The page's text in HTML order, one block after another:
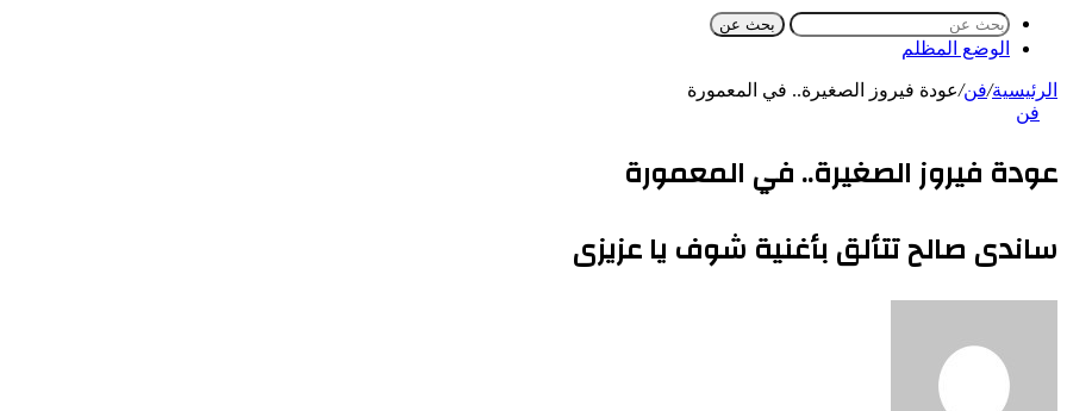
بحث عن
الوضع المظلم
الرئيسية/فن/عودة فيروز الصغيرة.. في المعمورة
فن
عودة فيروز الصغيرة.. في المعمورة
ساندى صالح تتألق بأغنية شوف يا عزيزى